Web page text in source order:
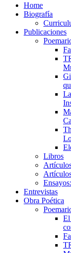
Home
Biografía
Publicaciones
Libros
Entrevistas
Obra Poética
El